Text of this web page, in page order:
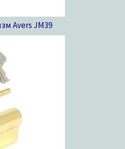
Avers JM39